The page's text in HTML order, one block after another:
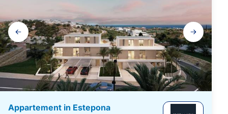
Galerij
navigatie
Appartement in Estepona